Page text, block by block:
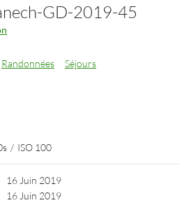
GD-2019-45
Randonnées Séjours
/ ISO 100
16 Juin 2019
16 Juin 2019